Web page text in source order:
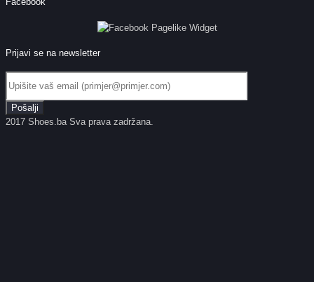
Prijavi se na newsletter
2017 Shoes.ba Sva prava zadržana.